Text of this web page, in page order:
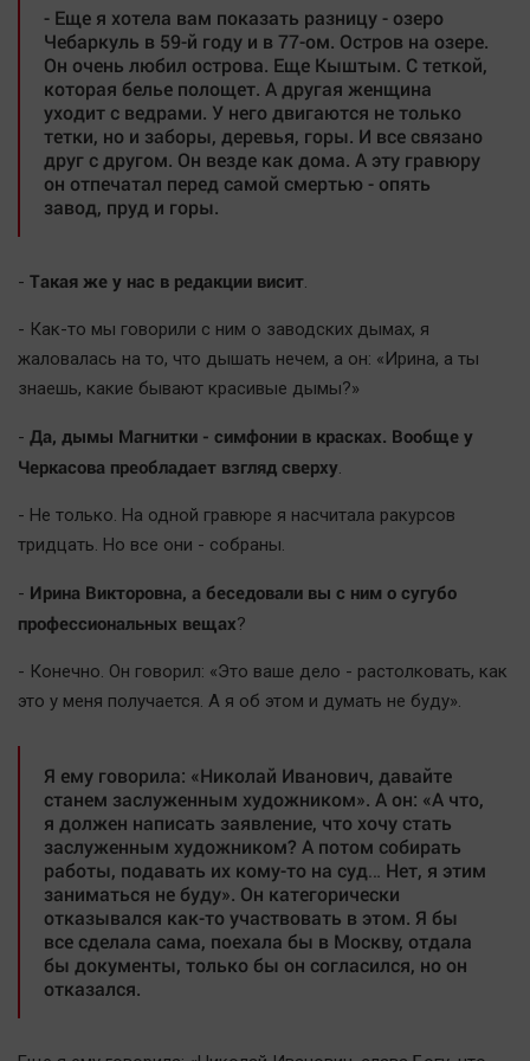
- Еще я хотела вам показать разницу - озеро
Чебаркуль в 59-й году и в 77-ом. Остров на озере.
Он очень любил острова. Еще Кыштым. С теткой,
которая белье полощет. А другая женщина
уходит с ведрами. У него двигаются не только
тетки, но и заборы, деревья, горы. И все связано
друг с другом. Он везде как дома. А эту гравюру
он отпечатал перед самой смертью - опять
завод, пруд и горы.
- Такая же у нас в редакции висит.
- Как-то мы говорили с ним о заводских дымах, я
жаловалась на то, что дышать нечем, а он: «Ирина, а ты
знаешь, какие бывают красивые дымы?»
- Да, дымы Магнитки - симфонии в красках. Вообще у
Черкасова преобладает взгляд сверху.
- Не только. На одной гравюре я насчитала ракурсов
тридцать. Но все они - собраны.
- Ирина Викторовна, а беседовали вы с ним о сугубо
профессиональных вещах?
- Конечно. Он говорил: «Это ваше дело - растолковать, как
это у меня получается. А я об этом и думать не буду».
Я ему говорила: «Николай Иванович, давайте
станем заслуженным художником». А он: «А что,
я должен написать заявление, что хочу стать
заслуженным художником? А потом собирать
работы, подавать их кому-то на суд… Нет, я этим
заниматься не буду». Он категорически
отказывался как-то участвовать в этом. Я бы
все сделала сама, поехала бы в Москву, отдала
бы документы, только бы он согласился, но он
отказался.